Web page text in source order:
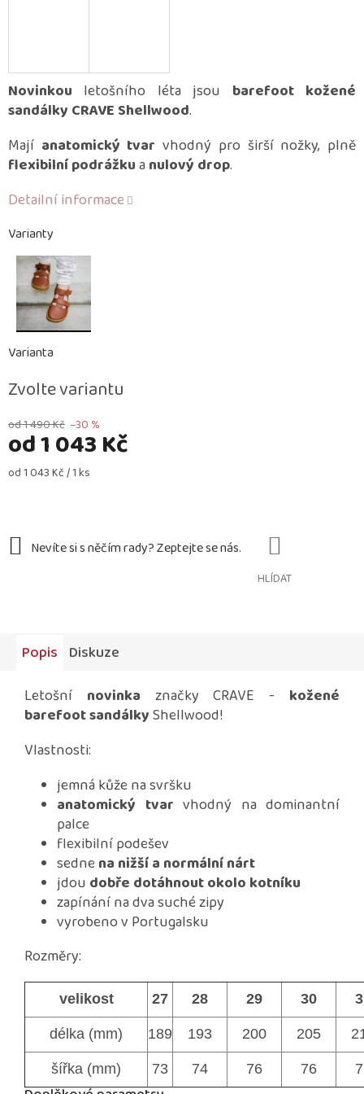
od 1 490 Kč –30 %
od1 043 Kč
Měrná
od 1 043 Kč / 1 ks
Zvolte variantu
Varianty
Varianta
Novinkou letošního léta jsou barefoot kožené
sandálky CRAVE Shellwood.
Mají anatomický tvar vhodný pro širší nožky, plně
flexibilní podrážkuanulový drop.
Detailní informace
HLÍDAT
Popis Diskuze
Letošní novinka značky CRAVE - kožené
barefoot sandálkyShellwood!
Vlastnosti:
jemná kůže na svršku
anatomický tvar vhodný na dominantní
palce
flexibilní podešev
sedne na nižší a normální nárt
jdou dobře dotáhnout okolo kotníku
zapínání na dva suché zipy
vyrobeno v Portugalsku
Rozměry:
velikost 27 28 29 30
délka (mm) 189 193 200 205
šířka (mm) 73 74 76 76